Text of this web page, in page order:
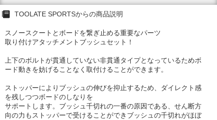
TOOLATE SPORTSからの商品説明
スノースクートとボードを繋ぎ止める重要なパーツ
取り付けアタッチメントブッシュセット！
上下のボルトが貫通していない⾮貫通タイプとなっているためボ
ード動きを妨げることなく取付けることができます。
ストッパーによりブッシュの伸びを抑⽌するため、ダイレクト感
を残しつつボードのしなりを
サポートします。ブッシュ千切れの⼀番の原因である、せん断⽅
向の⼒もストッパーで受けることができブッシュの千切れがほぼ